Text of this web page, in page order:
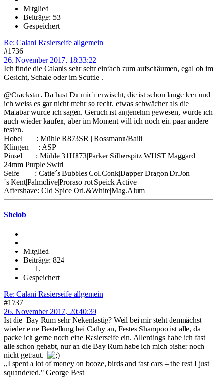
Mitglied
Beiträge: 53
Gespeichert
Re: Calani Rasierseife allgemein
#1736
26. November 2017, 18:33:22
Ich finde die Calanis sehr sehr einfach zum aufschäumen, egal ob im
Gesicht, Schale oder im Scuttle .
@Crackstar: Da hast Du mich erwischt, die ist schon lange leer und
ich weiss es gar nicht mehr so recht. etwas schwächer als die
Malabar würde ich sagen. Geruch ist angenehm gewesen, würde ich
auch wieder kaufen, aber im Moment will ich noch ein paar andere
testen.
Hobel : Mühle R873SR | Rossmann/Baili
Klingen : ASP
Pinsel : Mühle 31H873|Parker Silberspitz WHST|Maggard
24mm Purple Swirl
Seife : Catie´s Bubbles|Col.Conk|Dapper Dragon|Dr.Jon
´s|Kent|Palmolive|Proraso rot|Speick Active
Aftershave: Old Spice Ori.&White|Mag.Alum
Shelob
Mitglied
Beiträge: 824
Gespeichert
Re: Calani Rasierseife allgemein
#1737
26. November 2017, 20:40:39
Ist die Bay Rum sehr Nekenlastig? Weil bei mir steht demnächst
wieder eine Bestellung bei Cathy an, Festes Shampoo ist alle, da
packe ich gerne noch eine Rasierseife ein. Allerdings habe ich fast
alle schon gehabt, nur an die Bay Rum habe ich mich bisher noch
nicht getraut.
,,I spent a lot of money on booze, birds and fast cars – the rest I just
squandered." George Best